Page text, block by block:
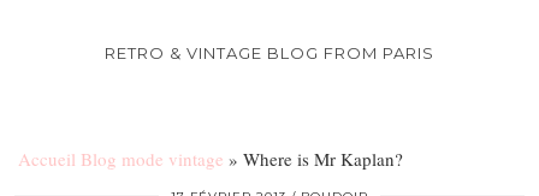
RETRO & VINTAGE BLOG FROM PARIS
Accueil Blog mode vintage » Where is Mr Kaplan?